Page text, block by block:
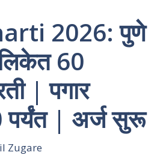
2026: पुणे
60
| पगार
| अर्ज सुरू
Zugare